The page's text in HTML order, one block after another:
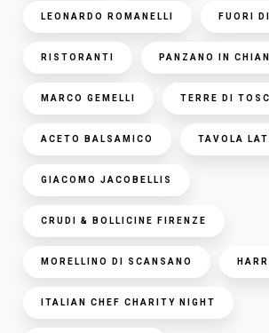
LEONARDO ROMANELLI FUORI
RISTORANTI PANZANO IN
MARCO GEMELLI TERRE DI
ACETO BALSAMICO TAVOLA
GIACOMO JACOBELLIS
CRUDI & BOLLICINE FIRENZE
MORELLINO DI SCANSANO
ITALIAN CHEF CHARITY NIGHT